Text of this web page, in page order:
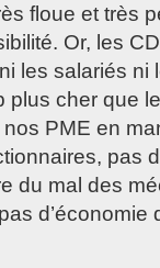
floue et très
Or, les
les salariés ni
plus cher que
PME en
pas
du mal des
d’économie